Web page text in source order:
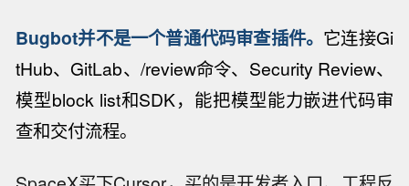
Bugbot并不是一个普通代码审查插件。 它连接Gi
tHub、GitLab、/review命令、Security Review、
模型block list和SDK，能把模型能力嵌进代码审
查和交付流程。